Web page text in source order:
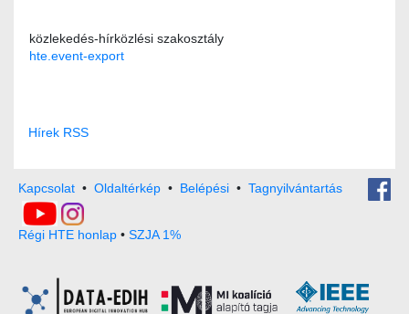
közlekedés-hírközlési szakosztály
hte.event-export
Hírek RSS
Kapcsolat • Oldaltérkép • Belépési • Tagnyilvántartás
Régi HTE honlap • SZJA 1%